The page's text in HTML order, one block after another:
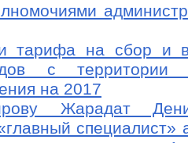
тарифа на сбор и
с территории
на 2017
Жарадат
специалист»